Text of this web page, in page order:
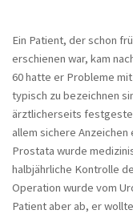
Steißbein
Schmerzen
Peroneusparese
Schmerzen
Kopfschmerzen,
Brustwirbelsäule
Bauchkrämpfe nach
Ein Patient, der schon
erschienen war, kam
60 hatte er Probleme
typisch zu bezeichnen
ärztlicherseits
allem sichere
Prostata wurde
halbjährliche Kontrolle
Operation wurde vom
Patient aber ab, er